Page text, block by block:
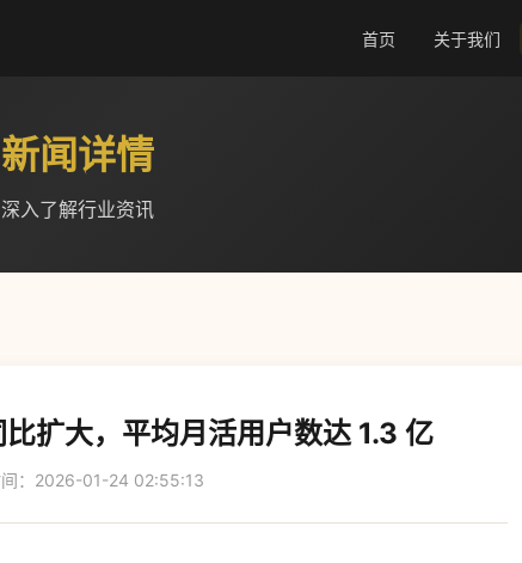
首页 关于我们
新闻详情
深入了解行业资讯
扩大，平均月活用户数达 1.3 亿
间：2026-01-24 02:55:13